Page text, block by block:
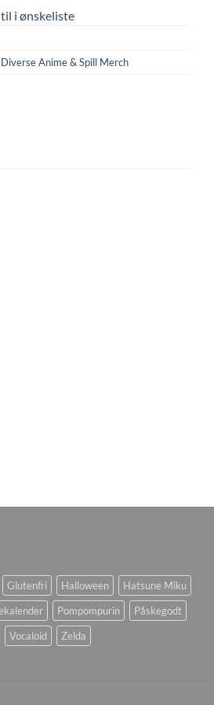
til i ønskeliste
Diverse Anime & Spill Merch
Glutenfri Halloween
Hatsune Miku
Pompompurin
Påskegodt
Vocaloid Zelda